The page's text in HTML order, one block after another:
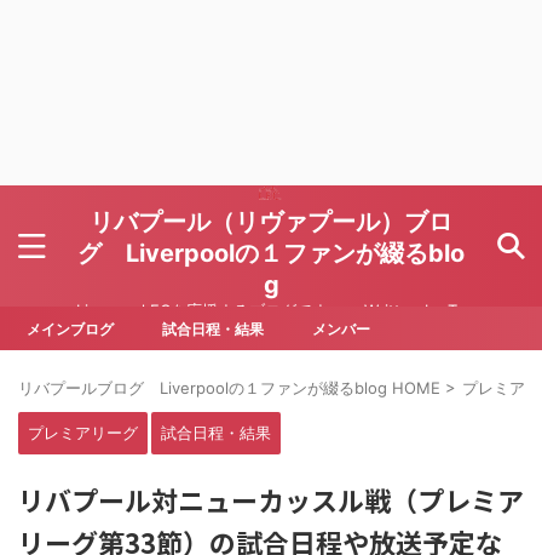
リバプール（リヴァプール）ブロ
グ Liverpoolの１ファンが綴るblo
g
Liverpool FCを応援するブログです Written by To
ru Yoda
メインブログ 試合日程・結果 メンバー
リバプールブログ Liverpoolの１ファンが綴るblog HOME > プレミア
プレミアリーグ 試合日程・結果
リバプール対ニューカッスル戦（プレミア
リーグ第33節）の試合日程や放送予定な